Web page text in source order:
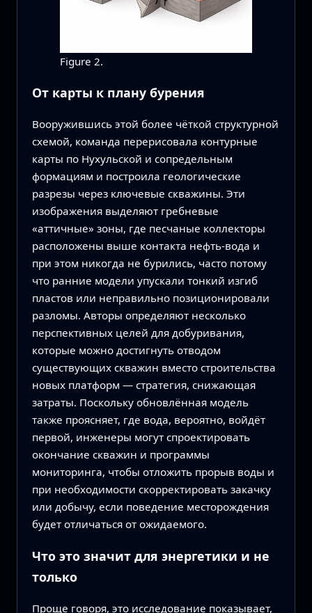
Figure 2.
От карты к плану бурения
Вооружившись этой более чёткой структурной
схемой, команда перерисовала контурные
карты по Нухульской и сопредельным
формациям и построила геологические
разрезы через ключевые скважины. Эти
изображения выделяют гребневые
«аттичные» зоны, где песчаные коллекторы
расположены выше контакта нефть‑вода и
при этом никогда не бурились, часто потому
что ранние модели упускали тонкий изгиб
пластов или неправильно позиционировали
разломы. Авторы определяют несколько
перспективных целей для добуривания,
которые можно достигнуть отводом
существующих скважин вместо строительства
новых платформ — стратегия, снижающая
затраты. Поскольку обновлённая модель
также проясняет, где вода, вероятно, войдёт
первой, инженеры могут спроектировать
окончание скважин и программы
мониторинга, чтобы отложить прорыв воды и
при необходимости скорректировать закачку
или добычу, если поведение месторождения
будет отличаться от ожидаемого.
Что это значит для энергетики и не
только
Проще говоря, это исследование показывает,